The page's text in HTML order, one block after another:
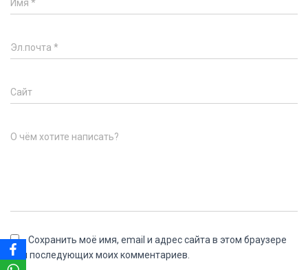
Имя *
Эл.почта *
Сайт
О чём хотите написать?
Сохранить моё имя, email и адрес сайта в этом браузере
для последующих моих комментариев.